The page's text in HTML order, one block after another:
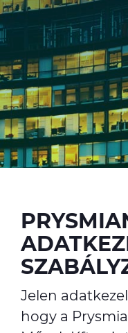
ALESEA
Jelen
hogy a